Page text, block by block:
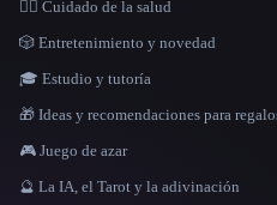
👩‍⚕️ Cuidado de la salud
🎲 Entretenimiento y novedad
🎓 Estudio y tutoría
🎁 Ideas y recomendaciones para
🎮 Juego de azar
🔮 La IA, el Tarot y la adivinación